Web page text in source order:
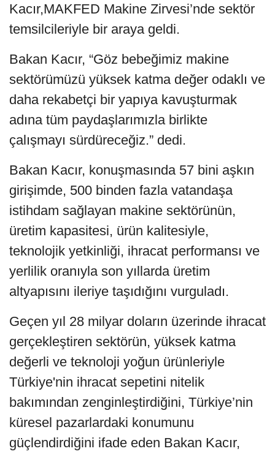
Kacır,MAKFED Makine Zirvesi’nde sektör
temsilcileriyle bir araya geldi.
Bakan Kacır, “Göz bebeğimiz makine
sektörümüzü yüksek katma değer odaklı ve
daha rekabetçi bir yapıya kavuşturmak
adına tüm paydaşlarımızla birlikte
çalışmayı sürdüreceğiz.” dedi.
Bakan Kacır, konuşmasında 57 bini aşkın
girişimde, 500 binden fazla vatandaşa
istihdam sağlayan makine sektörünün,
üretim kapasitesi, ürün kalitesiyle,
teknolojik yetkinliği, ihracat performansı ve
yerlilik oranıyla son yıllarda üretim
altyapısını ileriye taşıdığını vurguladı.
Geçen yıl 28 milyar doların üzerinde ihracat
gerçekleştiren sektörün, yüksek katma
değerli ve teknoloji yoğun ürünleriyle
Türkiye'nin ihracat sepetini nitelik
bakımından zenginleştirdiğini, Türkiye’nin
küresel pazarlardaki konumunu
güçlendirdiğini ifade eden Bakan Kacır,